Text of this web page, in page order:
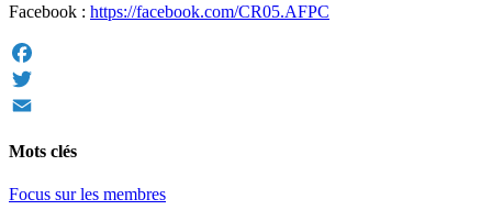
Facebook : https://facebook.com/CR05.AFPC
Facebook
Twitter
Mots clés
Focus sur les membres